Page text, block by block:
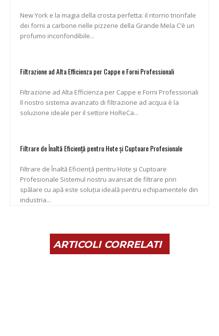
New York e la magia della crosta perfetta: il ritorno trionfale
dei forni a carbone nelle pizzerie della Grande Mela C’è un
profumo inconfondibile...
Filtrazione ad Alta Efficienza per Cappe e Forni Professionali
Filtrazione ad Alta Efficienza per Cappe e Forni Professionali
Il nostro sistema avanzato di filtrazione ad acqua è la
soluzione ideale per il settore HoReCa...
Filtrare de Înaltă Eficiență pentru Hote și Cuptoare Profesionale
Filtrare de Înaltă Eficiență pentru Hote și Cuptoare
Profesionale Sistemul nostru avansat de filtrare prin
spălare cu apă este soluția ideală pentru echipamentele din
industria...
ARTICOLI CORRELATI